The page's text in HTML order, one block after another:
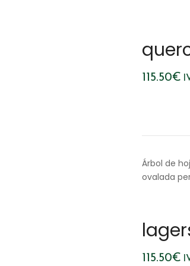
115.50€
Árbol de
ovalada
115.50€